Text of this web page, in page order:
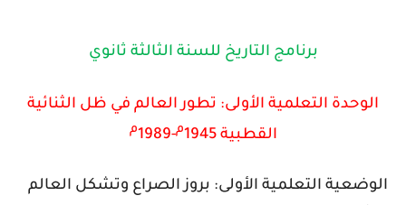
برنامج التاريخ للسنة الثالثة ثانوي
الوحدة التعلمية الأولى: تطور العالم في ظل الثنائية
القطبية 1945
م-1989 م
الوضعية التعلمية الأولى: بروز الصراع وتشكل العالم